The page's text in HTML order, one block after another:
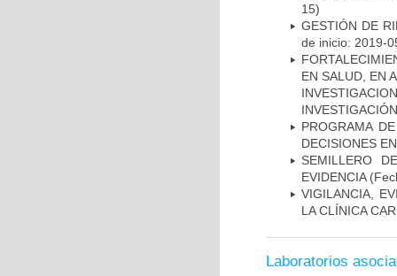
15)
GESTIÓN DE
de inicio: 2019-
EN SALUD, EN
PROGRAMA
DECISIONES
SEMILLERO
EVIDENCIA
VIGILANCIA,
LA CLÍNICA
Laboratorios